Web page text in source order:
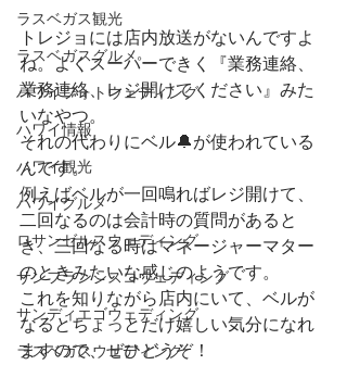
ラスベガス観光
ラスベガスグルメ
ハワイフォトウェディング
ハワイ情報
ハワイ観光
ハワイグルメ
ロサンゼルスウェディング
サンフランシスコウェディング
サンディエゴウェディング
ラスベガスウェディング
トレジョには店内放送がないんですよ
ね。よくスーパーできく『業務連絡、
業務連絡、レジ開けてください』みた
いなやつ。
それの代わりにベル🔔が使われている
んです。
例えばベルが一回鳴ればレジ開けて、
二回なるのは会計時の質問があると
き、三回なる時はマネージャーマター
のときみたいな感じのようです。
これを知りながら店内にいて、ベルが
なるとちょっとだけ嬉しい気分になれ
ますので、ぜひどうぞ！